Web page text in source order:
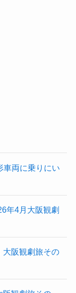
車両に乗りにい
年4月大阪観劇
大阪観劇旅その